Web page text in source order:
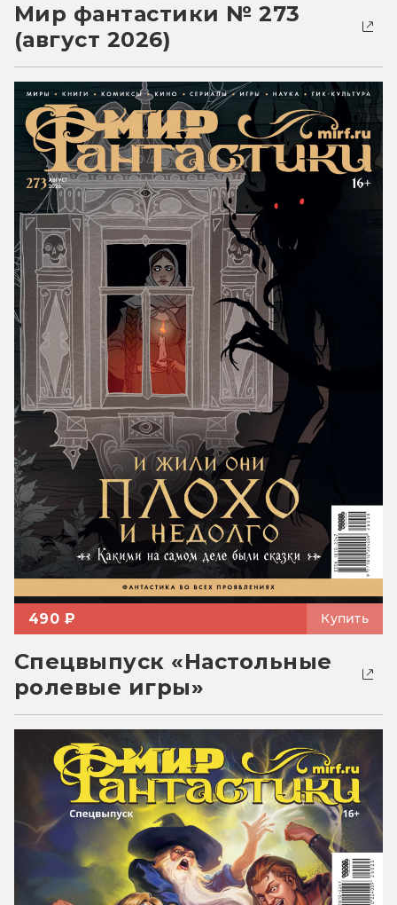
Мир фантастики № 273
(август 2026)
490 ₽ Купить
Спецвыпуск «Настольные
ролевые игры»